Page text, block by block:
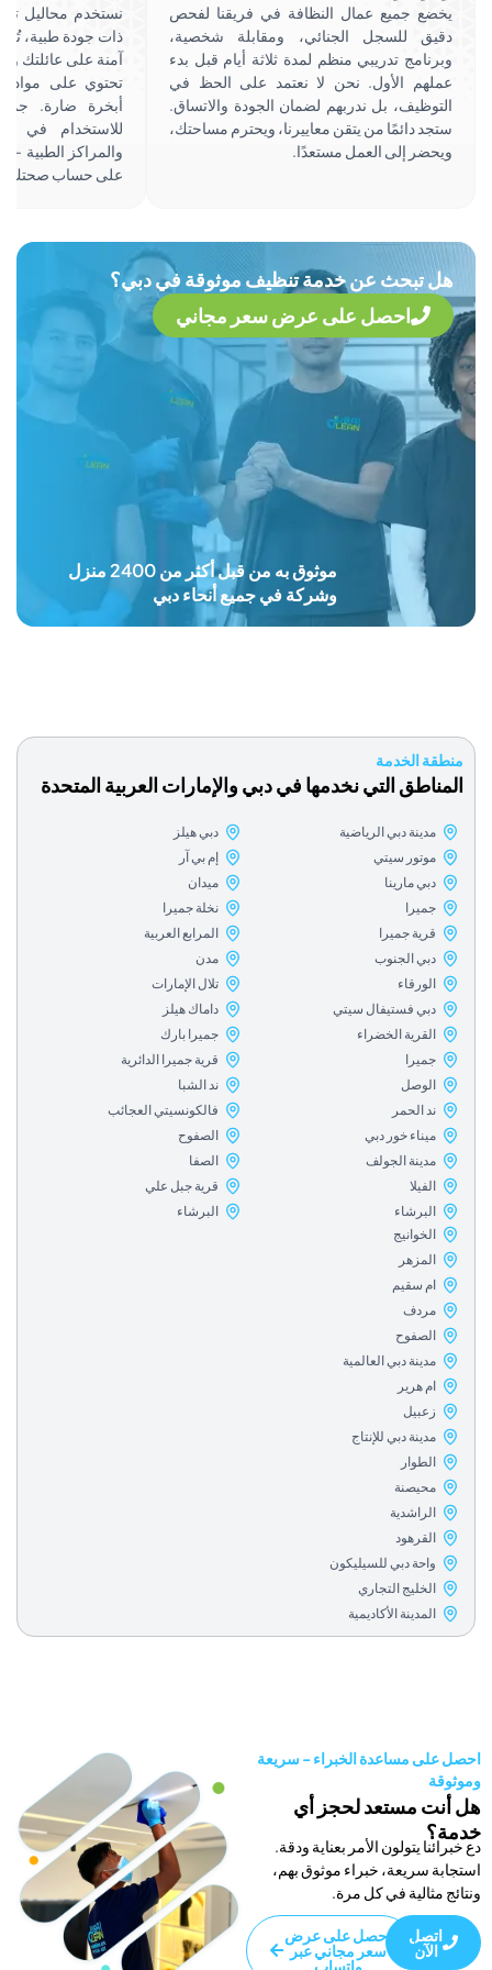
جميع عمال النظافة في فريقنا لفحص
للسجل الجنائي، ومقابلة شخصية،
تدريبي منظم لمدة ثلاثة أيام قبل بدء
الأول. نحن لا نعتمد على الحظ في
بل ندربهم لضمان الجودة والاتساق.
دائمًا من يتقن معاييرنا، ويحترم مساحتك،
إلى العمل مستعدًا.
نستخدم محاليل تنظيف قابلة
ذات جودة طبية، تُزيل الأوساخ
آمنة على عائلتك وحيواناتك
تحتوي على مواد كيميائية
أبخرة ضارة. جميع
للاستخدام في المنازل،
والمراكز الطبية - لأن
على حساب صحتك.
عن خدمة تنظيف موثوقة في دبي؟
احصل على عرض سعر مجاني
موثوق به من قبل أكثر من 2400 منزل
وشركة في جميع أنحاء دبي
الخدمة
التي نخدمها في دبي والإمارات العربية المتحدة
دبي الرياضية
سيتي
مارينا
جميرا
الجنوب
فستيفال سيتي
الخضراء
الحمر
خور دبي
الجولف
دبي هيلز
نخلة جميرا
المرابع العربية
تلال الإمارات
داماك هيلز
جميرا بارك
قرية جميرا الدائرية
فالكونسيتي العجائب
قرية جبل علي
البرشاء
سقيم
دبي العالمية
دبي للإنتاج
دبي للسيليكون
التجاري
الأكاديمية
مساعدة الخبراء - سريعة
مستعد لحجز أي
يتولون الأمر بعناية ودقة.
خبراء موثوق بهم،
في كل مرة.
احصل على عرض
سعر مجاني عبر
واتساب